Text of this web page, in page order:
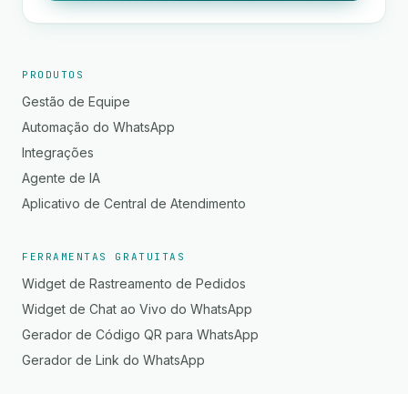
PRODUTOS
Gestão de Equipe
Automação do WhatsApp
Integrações
Agente de IA
Aplicativo de Central de Atendimento
FERRAMENTAS GRATUITAS
Widget de Rastreamento de Pedidos
Widget de Chat ao Vivo do WhatsApp
Gerador de Código QR para WhatsApp
Gerador de Link do WhatsApp